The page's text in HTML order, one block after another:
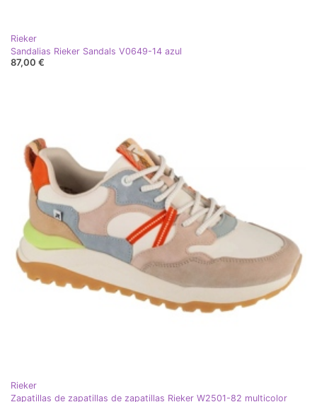
Rieker
Sandalias Rieker Sandals V0649-14 azul
87,00 €
Rieker
Zapatillas de zapatillas de zapatillas Rieker W2501-82 multicolor